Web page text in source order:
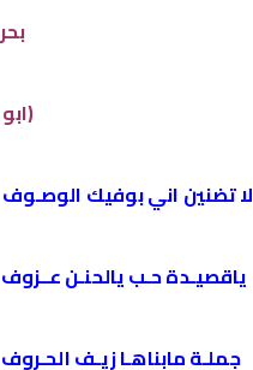
لا تضنين اني بوفيك
ياقصيـدة حـب يالحنـن
جملـة مابناهـا زيـف